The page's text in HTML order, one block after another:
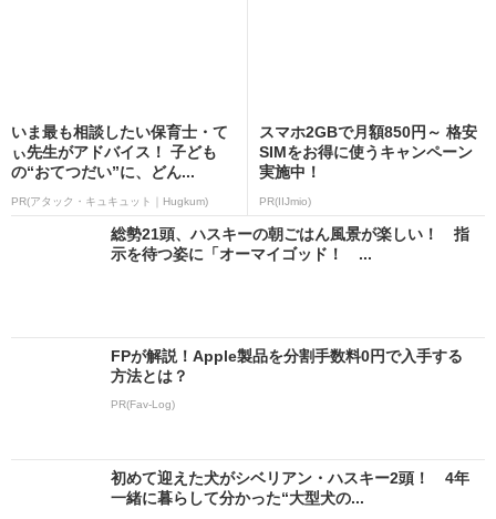
いま最も相談したい保育士・て
ぃ先生がアドバイス！ 子ども
の“おてつだい”に、どん...
PR(アタック・キュキュット｜Hugkum)
スマホ2GBで月額850円～ 格安
SIMをお得に使うキャンペーン
実施中！
PR(IIJmio)
総勢21頭、ハスキーの朝ごはん風景が楽しい！ 指
示を待つ姿に「オーマイゴッド！ ...
FPが解説！Apple製品を分割手数料0円で入手する
方法とは？
PR(Fav-Log)
初めて迎えた犬がシベリアン・ハスキー2頭！ 4年
一緒に暮らして分かった“大型犬の...